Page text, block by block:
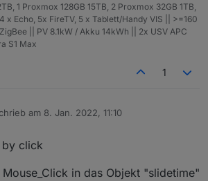
1 Proxmox 128GB 15TB, 2 Proxmox 32GB 1TB,
x Echo, 5x FireTV, 5 x Tablett/Handy VIS || >=160
|| PV 8.1kW / Akku 14kWh || 2x USV APC
S1 Max
1
am 8. Jan. 2022, 11:10
editiert von
by click
in das Objekt "slidetime"